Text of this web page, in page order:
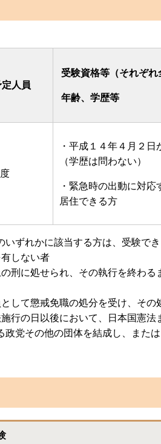
人員
受験資格等（それぞれ
年齢、学歴等
・平成１４年４月２
（学歴は問わない）
・緊急時の出動に対
居住できる方
いずれかに該当する方は、受験でき
しない者
刑に処せられ、その執行を終わる
して懲戒免職の処分を受け、その
行の日以後において、日本国憲
政党その他の団体を結成し、また